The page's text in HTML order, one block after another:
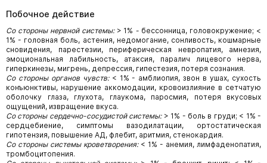
Побочное действие
Со стороны нервной системы:> 1% - бессонница, головокружение; <
1% - головная боль, астения, недомогание, сонливость, кошмарные
сновидения, парестезии, периферическая невропатия, амнезия,
эмоциональная лабильность, атаксия, паралич лицевого нерва,
гиперкинезы, мигрень, депрессия, гипестезия, потеря сознания.
Со стороны органов чувств: < 1% - амблиопия, звон в ушах, сухость
конъюнктивы, нарушение аккомодации, кровоизлияние в сетчатую
оболочку глаза, глухота, глаукома, паросмия, потеря вкусовых
ощущений, извращение вкуса.
Со стороны сердечно-сосудистой системы: > 1% - боль в груди; < 1% -
сердцебиение, симптомы вазодилатации, ортостатическая
гипотензия, повышение АД, флебит, аритмия, стенокардия.
Со стороны системы кроветворения: < 1% - анемия, лимфаденопатия,
тромбоцитопения.